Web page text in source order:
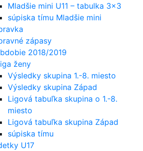
Mladšie mini U11 – tabulka 3×3
súpiska tímu Mladšie mini
zápasy
2018/2019
ženy
Výsledky skupina 1.-8. miesto
Výsledky skupina Západ
Ligová tabuľka skupina o 1.-8.
miesto
Ligová tabuľka skupina Západ
súpiska tímu
U17